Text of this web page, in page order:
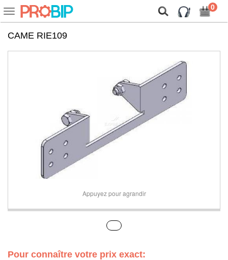
Voir
ou
cacher
navigation
0
CAME RIE109
Appuyez pour agrandir
Pour connaître votre prix exact:
On vous présente nos cookies !